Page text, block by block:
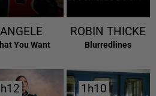
ANGELE
You Want
ROBIN THICKE
Blurredlines
1h10
1h10